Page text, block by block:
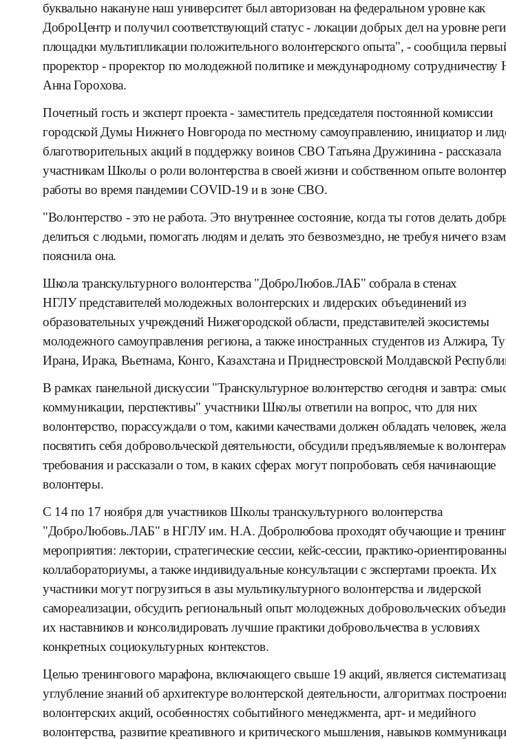
буквально накануне наш университет был авторизован на федеральном уровне как
ДоброЦентр и получил соответствующий статус - локации добрых дел на уровне
площадки мультипликации положительного волонтерского опыта", - сообщила
проректор - проректор по молодежной политике и международному
Анна Горохова.
Почетный гость и эксперт проекта - заместитель председателя постоянной комиссии
городской Думы Нижнего Новгорода по местному самоуправлению, инициатор и
благотворительных акций в поддержку воинов СВО Татьяна Дружинина - рассказала
участникам Школы о роли волонтерства в своей жизни и собственном опыте
работы во время пандемии COVID-19 и в зоне СВО.
"Волонтерство - это не работа. Это внутреннее состояние, когда ты готов делать
делиться с людьми, помогать людям и делать это безвозмездно, не требуя ничего
пояснила она.
Школа транскультурного волонтерства "ДоброЛюбов.ЛАБ" собрала в стенах
НГЛУ представителей молодежных волонтерских и лидерских объединений из
образовательных учреждений Нижегородской области, представителей экосистемы
молодежного самоуправления региона, а также иностранных студентов из Алжира,
Ирана, Ирака, Вьетнама, Конго, Казахстана и Приднестровской Молдавской
В рамках панельной дискуссии "Транскультурное волонтерство сегодня и завтра:
коммуникации, перспективы" участники Школы ответили на вопрос, что для них
волонтерство, порассуждали о том, какими качествами должен обладать человек,
посвятить себя добровольческой деятельности, обсудили предъявляемые к
требования и рассказали о том, в каких сферах могут попробовать себя начинающие
волонтеры.
С 14 по 17 ноября для участников Школы транскультурного волонтерства
"ДоброЛюбовь.ЛАБ" в НГЛУ им. Н.А. Добролюбова проходят обучающие и
мероприятия: лектории, стратегические сессии, кейс-сессии, практико-
коллабораториумы, а также индивидуальные консультации с экспертами проекта. Их
участники могут погрузиться в азы мультикультурного волонтерства и лидерской
самореализации, обсудить региональный опыт молодежных добровольческих
их наставников и консолидировать лучшие практики добровольчества в условиях
конкретных социокультурных контекстов.
Целью тренингового марафона, включающего свыше 19 акций, является
углубление знаний об архитектуре волонтерской деятельности, алгоритмах
волонтерских акций, особенностях событийного менеджмента, арт- и медийного
волонтерства, развитие креативного и критического мышления, навыков